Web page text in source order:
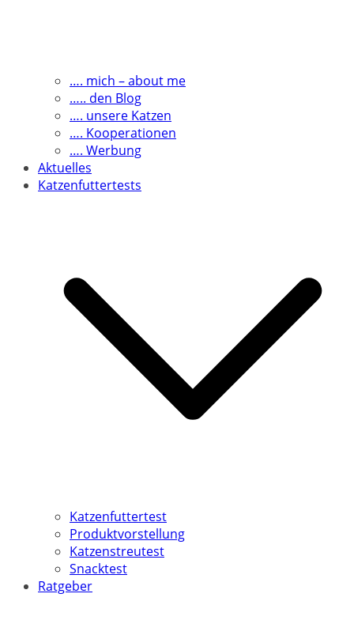
…. mich – about me
….. den Blog
…. unsere Katzen
…. Kooperationen
…. Werbung
Aktuelles
Katzenfuttertests
Katzenfuttertest
Produktvorstellung
Katzenstreutest
Snacktest
Ratgeber